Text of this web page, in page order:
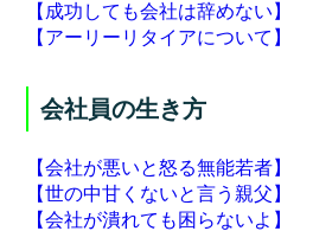
【成功しても会社は辞めない】
【アーリーリタイアについて】
会社員の生き方
【会社が悪いと怒る無能若者】
【世の中甘くないと言う親父】
【会社が潰れても困らないよ】